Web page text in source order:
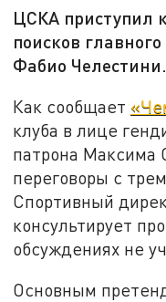
ЦСКА приступил
поисков
Фабио Челестини.
Как сообщает
клуба в лице
патрона Максима
переговоры с
Спортивный
консультирует
обсуждениях не
Основным